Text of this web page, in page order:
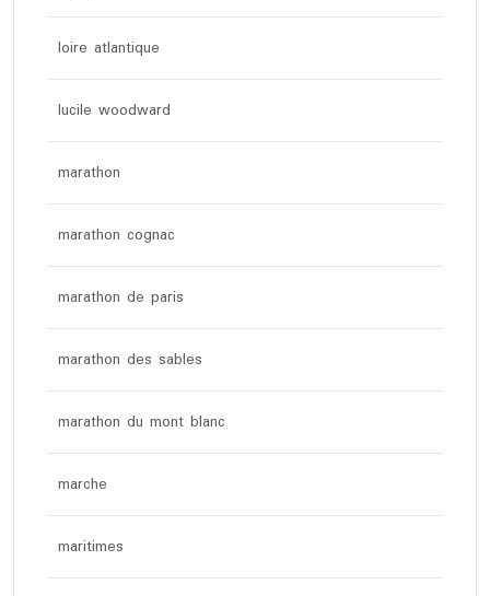
loire atlantique
lucile woodward
marathon
marathon cognac
marathon de paris
marathon des sables
marathon du mont blanc
marche
maritimes